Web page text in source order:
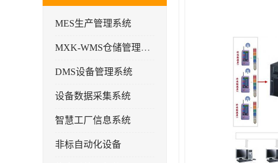
MES生产管理系统
MXK-WMS仓储管理系统
DMS设备管理系统
设备数据采集系统
智慧工厂信息系统
非标自动化设备